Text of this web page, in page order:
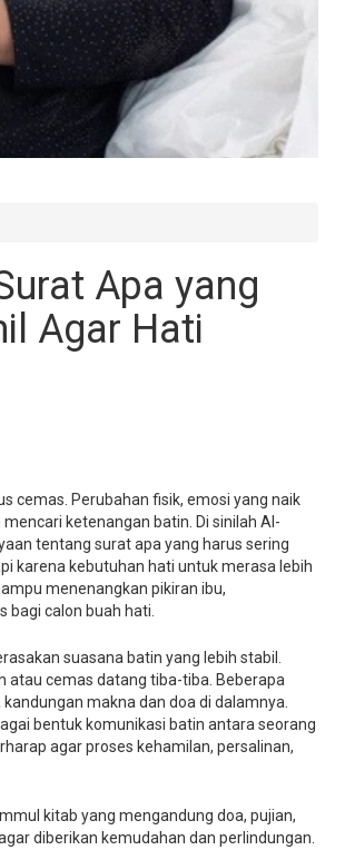
Apa yang
Agar Hati
cemas. Perubahan fisik, emosi yang naik
ketenangan batin. Di sinilah Al-
tentang surat apa yang harus sering
karena kebutuhan hati untuk merasa lebih
menenangkan pikiran ibu,
bagi calon buah hati.
suasana batin yang lebih stabil.
atau cemas datang tiba-tiba. Beberapa
makna dan doa di dalamnya.
bentuk komunikasi batin antara seorang
agar proses kehamilan, persalinan,
kitab yang mengandung doa, pujian,
diberikan kemudahan dan perlindungan.